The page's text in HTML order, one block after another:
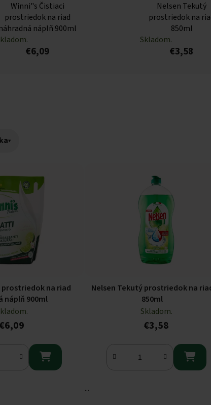
Winni"s Čistiaci
prostriedok na riad
náhradná náplň 900ml
€6,09
Nelsen Tekutý
prostriedok na
850ml
Skladom.
€3,58
▾
prostriedok na riad
náplň 900ml
€6,09

Nelsen Tekutý prostriedok na
850ml
Skladom.
€3,58

...